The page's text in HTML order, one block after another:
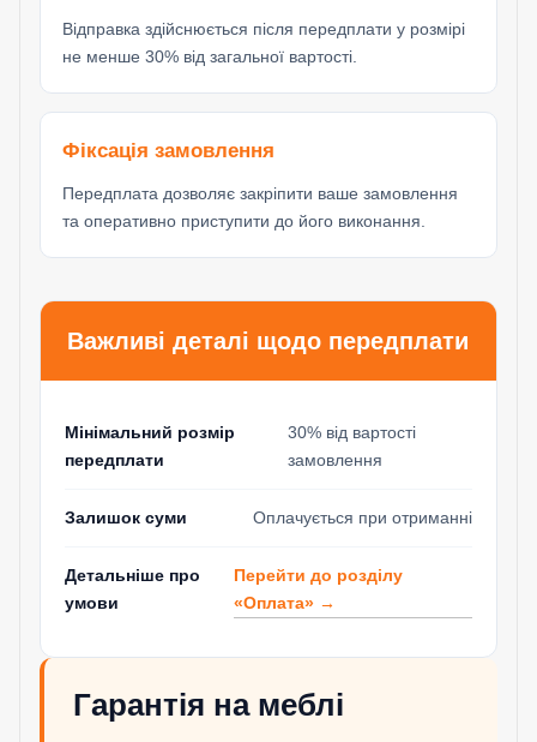
Відправка здійснюється після передплати у розмірі
не менше 30% від загальної вартості.
Фіксація замовлення
Передплата дозволяє закріпити ваше замовлення
та оперативно приступити до його виконання.
Важливі деталі щодо передплати
Мінімальний розмір
передплати
30% від вартості
замовлення
Залишок суми Оплачується при отриманні
Детальніше про
умови
Перейти до розділу
«Оплата» →
Гарантія на меблі